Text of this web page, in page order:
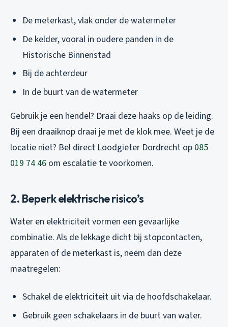
De meterkast, vlak onder de watermeter
De kelder, vooral in oudere panden in de
Historische Binnenstad
Bij de achterdeur
In de buurt van de watermeter
Gebruik je een hendel? Draai deze haaks op de leiding.
Bij een draaiknop draai je met de klok mee. Weet je de
locatie niet? Bel direct Loodgieter Dordrecht op 085
019 74 46 om escalatie te voorkomen.
2. Beperk elektrische risico’s
Water en elektriciteit vormen een gevaarlijke
combinatie. Als de lekkage dicht bij stopcontacten,
apparaten of de meterkast is, neem dan deze
maatregelen:
Schakel de elektriciteit uit via de hoofdschakelaar.
Gebruik geen schakelaars in de buurt van water.